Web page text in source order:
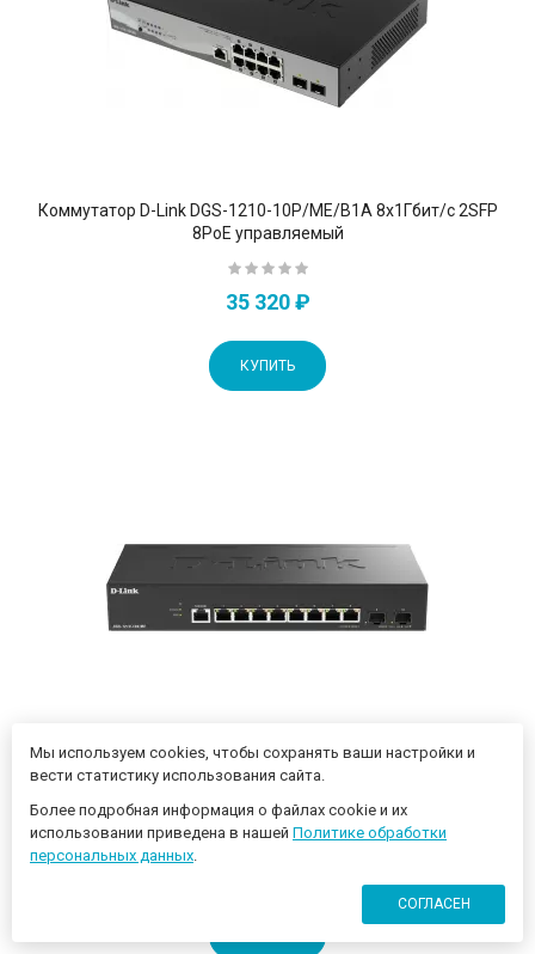
Коммутатор D-Link DGS-1210-10P/ME/B1A 8x1Гбит/с 2SFP
8PoE управляемый
35 320 ₽
КУПИТЬ
Коммутатор D-Link DGS-1210-10X/ME/C1A (L2) 8x1Гбит/с
2SFP+ управляемый
Мы используем cookies, чтобы сохранять ваши настройки и
вести статистику использования сайта.
Более подробная информация о файлах cookie и их
использовании приведена в нашей Политике обработки
персональных данных.
СОГЛАСЕН